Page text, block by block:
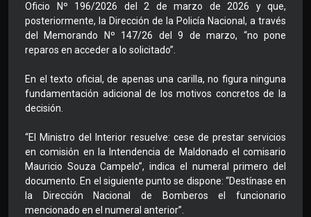
Oficio Nº 196/2026 del 2 de marzo de 2026 y que,
posteriormente, la Dirección de la Policía Nacional, a través
del Memorando Nº 147/26 del 9 de marzo, “no pone
reparos en acceder a lo solicitado”.
En el texto oficial, de apenas una carilla, no figura ninguna
fundamentación adicional de los motivos concretos de la
decisión.
“El Ministro del Interior resuelve: cese de prestar servicios
en comisión en la Intendencia de Maldonado el comisario
Mauricio Souza Campelo”, indica el numeral primero del
documento. En el siguiente punto se dispone: “Destínase en
la Dirección Nacional de Bomberos el funcionario
mencionado en el numeral anterior”.